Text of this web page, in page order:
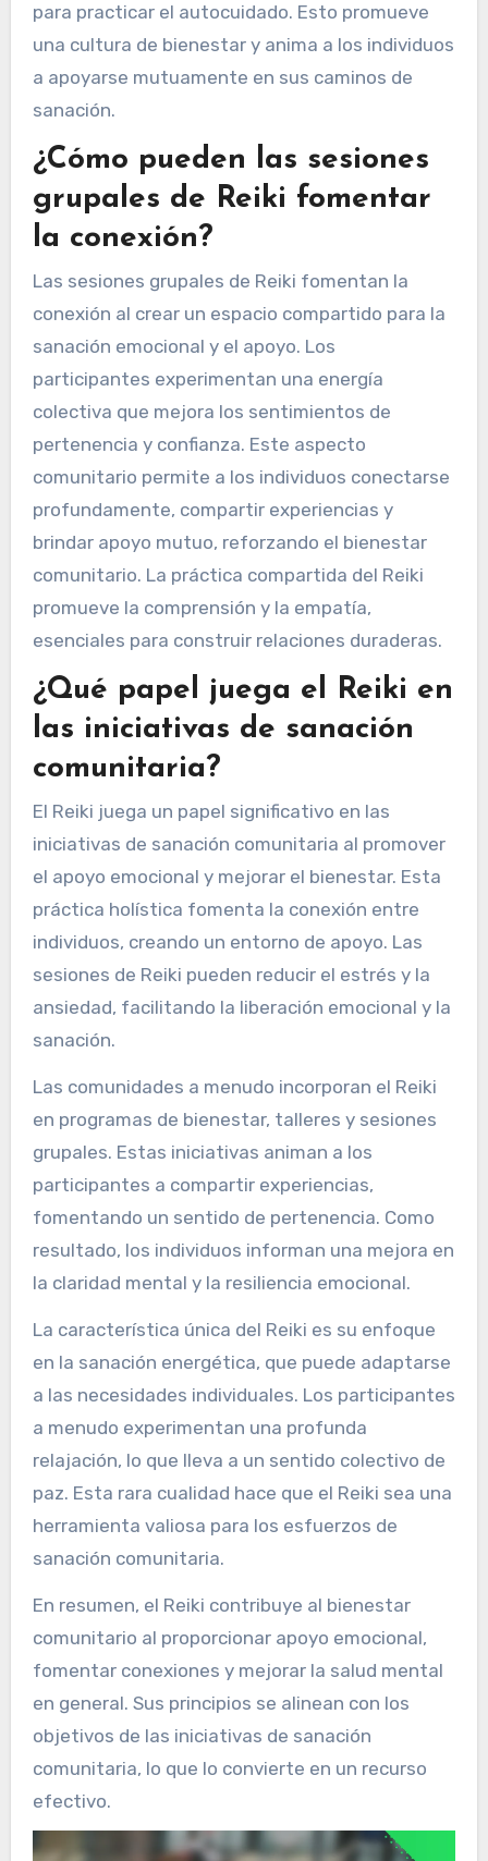
para practicar el autocuidado. Esto promueve
una cultura de bienestar y anima a los individuos
a apoyarse mutuamente en sus caminos de
sanación.
¿Cómo pueden las sesiones
grupales de Reiki fomentar
la conexión?
Las sesiones grupales de Reiki fomentan la
conexión al crear un espacio compartido para la
sanación emocional y el apoyo. Los
participantes experimentan una energía
colectiva que mejora los sentimientos de
pertenencia y confianza. Este aspecto
comunitario permite a los individuos conectarse
profundamente, compartir experiencias y
brindar apoyo mutuo, reforzando el bienestar
comunitario. La práctica compartida del Reiki
promueve la comprensión y la empatía,
esenciales para construir relaciones duraderas.
¿Qué papel juega el Reiki en
las iniciativas de sanación
comunitaria?
El Reiki juega un papel significativo en las
iniciativas de sanación comunitaria al promover
el apoyo emocional y mejorar el bienestar. Esta
práctica holística fomenta la conexión entre
individuos, creando un entorno de apoyo. Las
sesiones de Reiki pueden reducir el estrés y la
ansiedad, facilitando la liberación emocional y la
sanación.
Las comunidades a menudo incorporan el Reiki
en programas de bienestar, talleres y sesiones
grupales. Estas iniciativas animan a los
participantes a compartir experiencias,
fomentando un sentido de pertenencia. Como
resultado, los individuos informan una mejora en
la claridad mental y la resiliencia emocional.
La característica única del Reiki es su enfoque
en la sanación energética, que puede adaptarse
a las necesidades individuales. Los participantes
a menudo experimentan una profunda
relajación, lo que lleva a un sentido colectivo de
paz. Esta rara cualidad hace que el Reiki sea una
herramienta valiosa para los esfuerzos de
sanación comunitaria.
En resumen, el Reiki contribuye al bienestar
comunitario al proporcionar apoyo emocional,
fomentar conexiones y mejorar la salud mental
en general. Sus principios se alinean con los
objetivos de las iniciativas de sanación
comunitaria, lo que lo convierte en un recurso
efectivo.